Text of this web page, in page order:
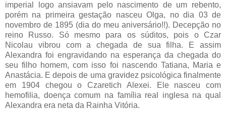
imperial logo ansiavam pelo nascimento de um rebento,
porém na primeira gestação nasceu Olga, no dia 03 de
novembro de 1895 (dia do meu aniversário!!). Decepção no
reino Russo. Só mesmo para os súditos, pois o Czar
Nicolau vibrou com a chegada de sua filha. E assim
Alexandra foi engravidando na esperança da chegada do
seu filho homem, com isso foi nascendo Tatiana, Maria e
Anastácia. E depois de uma gravidez psicológica finalmente
em 1904 chegou o Czaretich Alexei. Ele nasceu com
hemofilia, doença comum na família real inglesa na qual
Alexandra era neta da Rainha Vitória.